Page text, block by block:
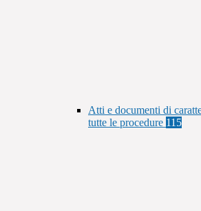
Atti e documenti di
tutte le procedure 115